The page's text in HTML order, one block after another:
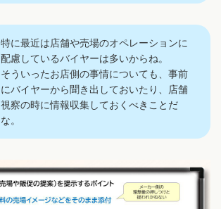
特に最近は店舗や売場のオペレーションに
配慮しているバイヤーは多いからね。
そういったお店側の事情についても、事前
にバイヤーから聞き出しておいたり、店舗
視察の時に情報収集しておくべきことだ
な。